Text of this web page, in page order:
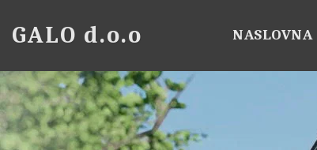
GALO d.o.o NASLOVNA